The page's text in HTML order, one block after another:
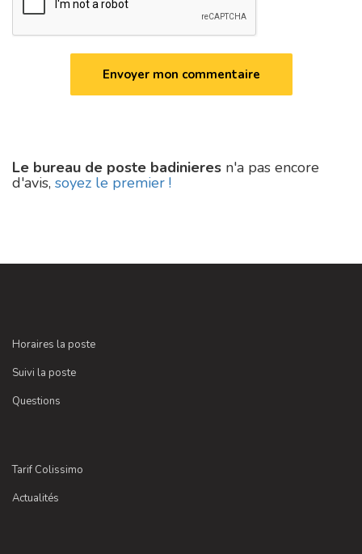
Le bureau de poste badinieres n'a pas encore
d'avis, soyez le premier !
Horaires la poste
Suivi la poste
Questions
Tarif Colissimo
Actualités